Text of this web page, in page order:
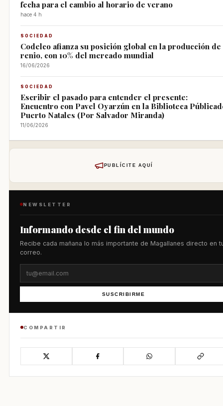
fecha para el cambio al horario de verano
hace 4 h
SOCIEDAD
Codelco afianza su posición global en la producción de
renio, con 10% del mercado mundial
16/06/2026
SOCIEDAD
Escribir el pasado para entender el presente:
Encuentro con Pavel Oyarzún en la Biblioteca
Puerto Natales (Por Salvador Miranda)
11/06/2026
PUBLÍCITE AQUÍ
NEWSLETTER
Informando desde el fin del mundo
Recibe cada mañana lo más importante de Magallanes directo en
correo.
SUSCRIBIRME
COMPARTIR